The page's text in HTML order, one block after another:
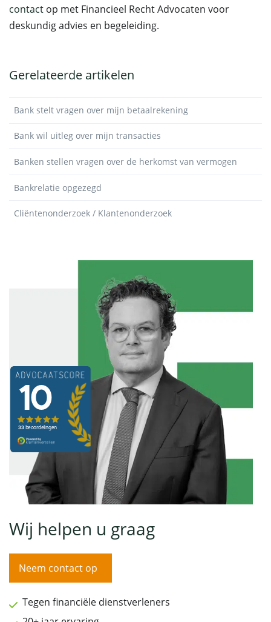
contact op met Financieel Recht Advocaten voor
deskundig advies en begeleiding.
Gerelateerde artikelen
Bank stelt vragen over mijn betaalrekening
Bank wil uitleg over mijn transacties
Banken stellen vragen over de herkomst van vermogen
Bankrelatie opgezegd
Cliëntenonderzoek / Klantenonderzoek
Wij helpen u graag
Neem contact op
Tegen financiële dienstverleners